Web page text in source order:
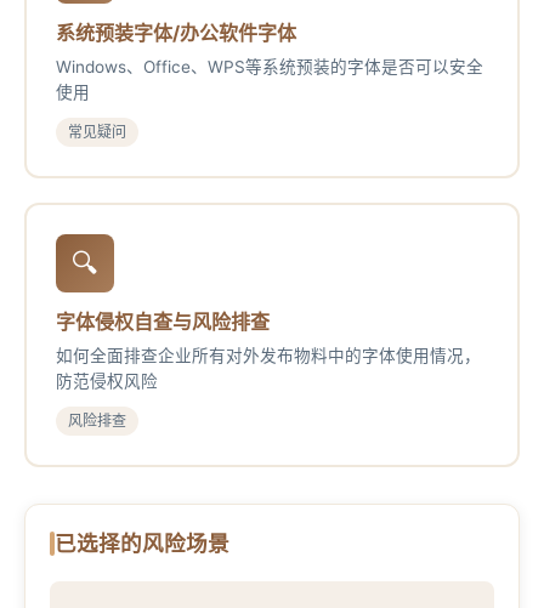
系统预装字体/办公软件字体
Windows、Office、WPS等系统预装的字体是否可以安全
使用
常见疑问
🔍
字体侵权自查与风险排查
如何全面排查企业所有对外发布物料中的字体使用情况，
防范侵权风险
风险排查
已选择的风险场景